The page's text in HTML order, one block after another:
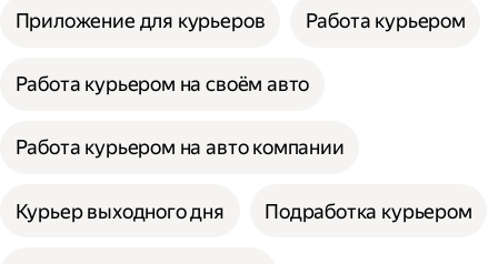
Приложение для курьеров Работа курьером
Работа курьером на своём авто
Работа курьером на авто компании
Курьер выходного дня Подработка курьером